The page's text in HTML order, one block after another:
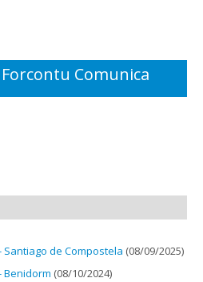
Forcontu Comunica
Santiago de Compostela (08/09/2025)
Benidorm (08/10/2024)